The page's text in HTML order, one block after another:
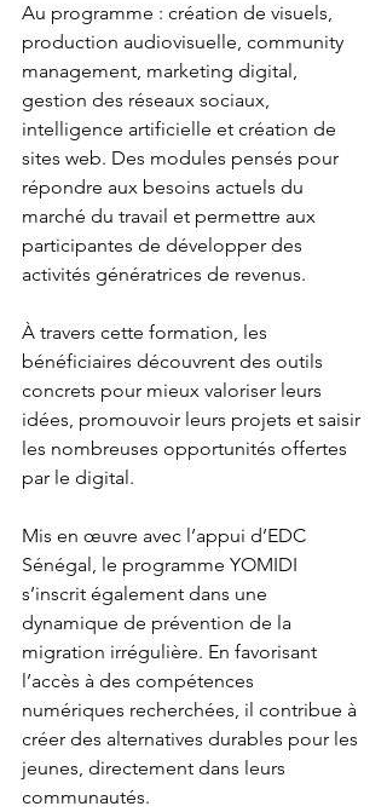
Au programme : création de visuels,
production audiovisuelle, community
management, marketing digital,
gestion des réseaux sociaux,
intelligence artificielle et création de
sites web. Des modules pensés pour
répondre aux besoins actuels du
marché du travail et permettre aux
participantes de développer des
activités génératrices de revenus.
À travers cette formation, les
bénéficiaires découvrent des outils
concrets pour mieux valoriser leurs
idées, promouvoir leurs projets et saisir
les nombreuses opportunités offertes
par le digital.
Mis en œuvre avec l’appui d’EDC
Sénégal, le programme YOMIDI
s’inscrit également dans une
dynamique de prévention de la
migration irrégulière. En favorisant
l’accès à des compétences
numériques recherchées, il contribue à
créer des alternatives durables pour les
jeunes, directement dans leurs
communautés.